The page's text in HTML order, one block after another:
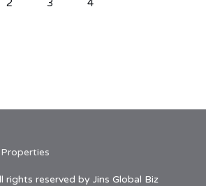
2 3 4
reserved by Jins Global Biz